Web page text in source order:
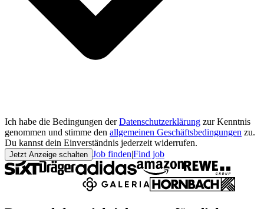
Ich habe die Bedingungen der Datenschutzerklärung zur Kenntnis
genommen und stimme den allgemeinen Geschäftsbedingungen zu.
Du kannst dein Einverständnis jederzeit widerrufen.
Jetzt Anzeige schalten Job finden|Find job